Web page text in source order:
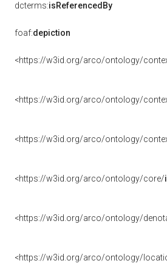
dcterms:isReferencedBy
foaf:depiction
<https://w3id.org/arco/ontology/
<https://w3id.org/arco/ontology/
<https://w3id.org/arco/ontology/
<https://w3id.org/arco/ontology/core/
<https://w3id.org/arco/ontology/
<https://w3id.org/arco/ontology/